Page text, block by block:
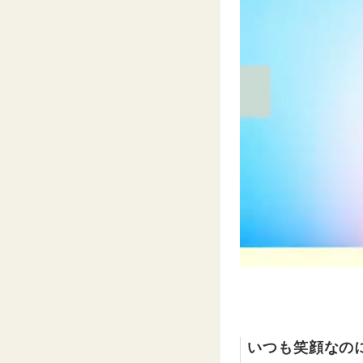
いつも笑顔な